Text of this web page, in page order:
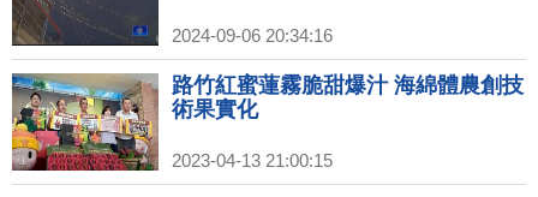
2024-09-06 20:34:16
路竹紅蜜蓮霧脆甜爆汁 海綿體農創技
術果實化
2023-04-13 21:00:15